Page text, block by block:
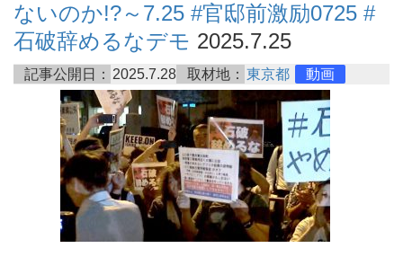
ないのか!?～7.25 #官邸前激励0725 #
石破辞めるなデモ 2025.7.25
記事公開日： 2025.7.28 取材地： 東京都 動画